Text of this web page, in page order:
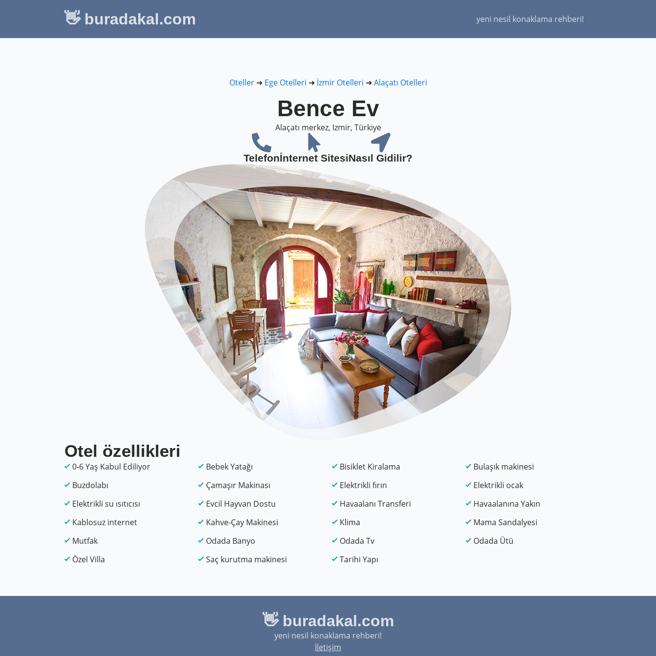
👋 buradakal.com yeni nesil konaklama rehberi!
Oteller➜ Ege Otelleri ➜ İzmir Otelleri ➜ Alaçatı Otelleri
Bence Ev
Alaçatı merkez, Izmir, Türkiye
Telefonİnternet SitesiNasıl Gidilir?
Otel özellikleri
0-6 Yaş Kabul Ediliyor Bebek Yatağı Bisiklet Kiralama
Bulaşık makinesi
Buzdolabı
Çamaşır Makinası Elektrikli fırın
Elektrikli ocak
Elektrikli su ısıtıcısı
Evcil Hayvan Dostu Havaalanı Transferi
Havaalanına Yakın
Kablosuz internet
Kahve-Çay Makinesi Klima
Mama Sandalyesi
Mutfak
Odada Banyo Odada Tv
Odada Ütü
Özel Villa
Saç kurutma makinesi Tarihi Yapı
👋 buradakal.com
yeni nesil konaklama rehberi!
İletişim